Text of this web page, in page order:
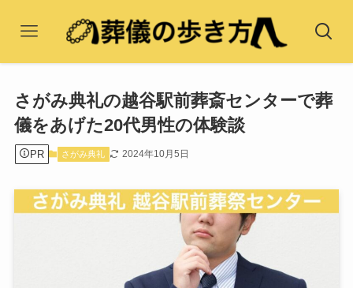
さがみ典礼の越谷駅前葬斎センターで葬
儀をあげた20代男性の体験談
PR さがみ典礼 2024年10月5日